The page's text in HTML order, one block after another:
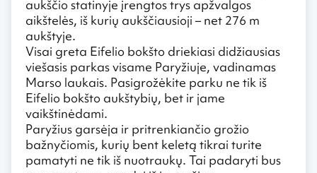
aukščio statinyje įrengtos trys apžvalgos
aikštelės, iš kurių aukščiausioji – net 276 m
aukštyje.
Visai greta Eifelio bokšto driekiasi didžiausias
viešasis parkas visame Paryžiuje, vadinamas
Marso laukais. Pasigrožėkite parku ne tik iš
Eifelio bokšto aukštybių, bet ir jame
vaikštinėdami.
Paryžius garsėja ir pritrenkiančio grožio
bažnyčiomis, kurių bent keletą tikrai turite
pamatyti ne tik iš nuotraukų. Tai padaryti bus